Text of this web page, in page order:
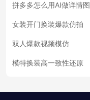
拼多多怎么用AI做详情图
女装开门换装爆款仿拍
双人爆款视频模仿
模特换装高一致性还原